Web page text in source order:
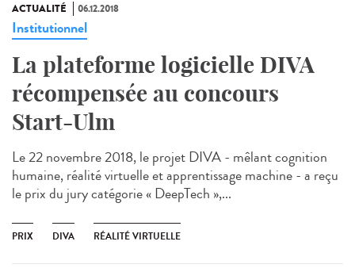
ACTUALITÉ 06.12.2018
Institutionnel
La plateforme logicielle DIVA
récompensée au concours
Start-Ulm
Le 22 novembre 2018, le projet DIVA - mêlant cognition
humaine, réalité virtuelle et apprentissage machine - a reçu
le prix du jury catégorie « DeepTech »,...
PRIX DIVA RÉALITÉ VIRTUELLE